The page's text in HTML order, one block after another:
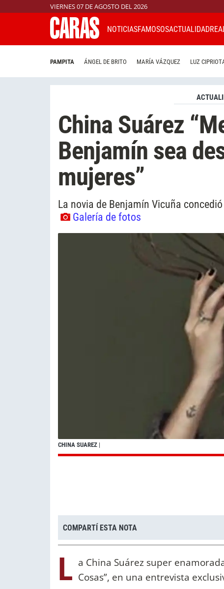
VIERNES 07 DE AGOSTO DEL 2026
NOTICIASFAMOSOSACTUALIDAD
PAMPITA ÁNGEL DE BRITO MARÍA VÁZQUEZ LUZ
China Suárez
Benjamín sea
mujeres”
La novia de Benjamín Vicuña
Galería de fotos
CHINA SUAREZ |
COMPARTÍ ESTA NOTA
L a China Suárez super
Cosas”, en una entrevista